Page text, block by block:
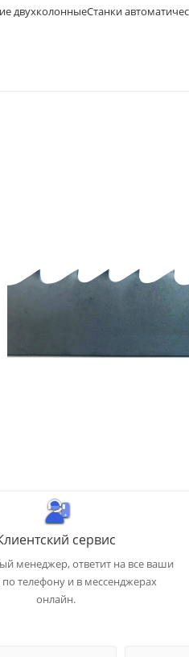
двухколонныеСтанки
сервис
менеджер, ответит на все ваши
телефону и в мессенджерах
онлайн.